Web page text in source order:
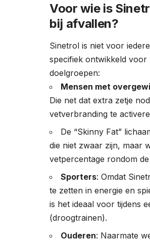
Voor wie is
bij afvallen?
Sinetrol is niet voor
specifiek ontwikkeld voor
doelgroepen:
Mensen met
Die net dat extra zetje
vetverbranding te
De “Skinny Fat”
die niet zwaar zijn, maar
vetpercentage rondom
Sporters: Omdat
te zetten in energie en
is het ideaal voor tijdens
(droogtrainen).
Ouderen: Naarmate